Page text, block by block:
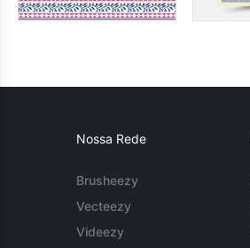
Nossa Rede
Brusheezy
Vecteezy
Videezy